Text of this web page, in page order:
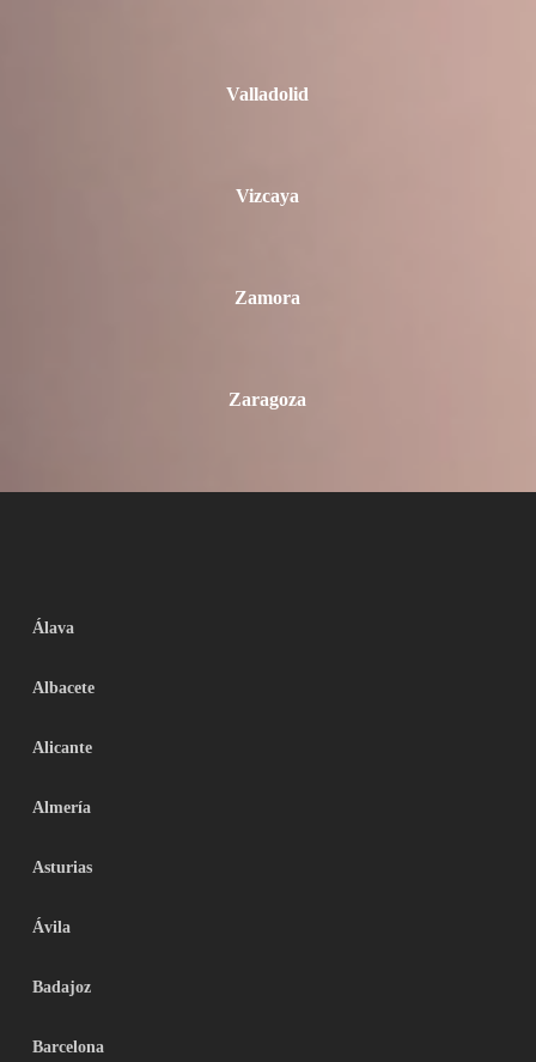
Valladolid
Vizcaya
Zamora
Zaragoza
Álava
Albacete
Alicante
Almería
Asturias
Ávila
Badajoz
Barcelona